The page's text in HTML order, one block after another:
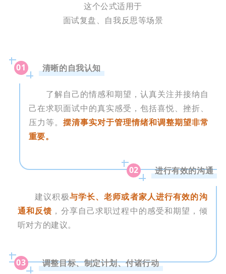
这个公式适用于
面试复盘、自我反思等场景
01 清晰的自我认知
了解自己的情感和期望，认真关注并接纳自
己在求职面试中的真实感受，包括喜悦、挫折、
压力等。 摆清事实对于管理情绪和调整期望非常
重要。
02 进行有效的沟通
建议积极与学长、老师或者家人进行有效的沟
通和反馈 ，分享自己求职过程中的感受和期望，倾
听对方的建议。
03 调整目标、制定计划、付诸行动